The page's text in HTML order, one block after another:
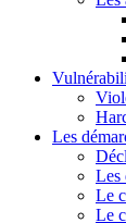
Les
Les
Le
Le